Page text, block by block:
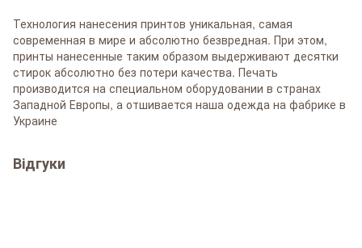
Технология нанесения принтов уникальная, самая
современная в мире и абсолютно безвредная. При этом,
принты нанесенные таким образом выдерживают десятки
стирок абсолютно без потери качества. Печать
производится на специальном оборудовании в странах
Западной Европы, а отшивается наша одежда на фабрике в
Украине
Відгуки